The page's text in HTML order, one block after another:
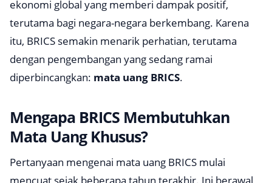
ekonomi global yang memberi dampak positif,
terutama bagi negara-negara berkembang. Karena
itu, BRICS semakin menarik perhatian, terutama
dengan pengembangan yang sedang ramai
diperbincangkan: mata uang BRICS.
Mengapa BRICS Membutuhkan
Mata Uang Khusus?
Pertanyaan mengenai mata uang BRICS mulai
mencuat sejak beberapa tahun terakhir. Ini berawal